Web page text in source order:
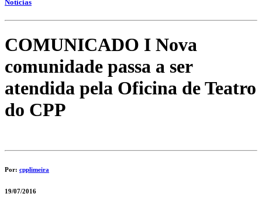
Notícias
COMUNICADO I Nova
comunidade passa a ser
atendida pela Oficina de Teatro
do CPP
Por: cpplimeira
19/07/2016